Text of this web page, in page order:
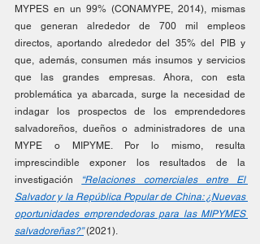
MYPES en un 99% (CONAMYPE, 2014), mismas
que generan alrededor de 700 mil empleos
directos, aportando alrededor del 35% del PIB y
que, además, consumen más insumos y servicios
que las grandes empresas. Ahora, con esta
problemática ya abarcada, surge la necesidad de
indagar los prospectos de los emprendedores
salvadoreños, dueños o administradores de una
MYPE o MIPYME. Por lo mismo, resulta
imprescindible exponer los resultados de la
investigación
“Relaciones comerciales entre El
Salvador y la República Popular de China: ¿Nuevas
oportunidades emprendedoras para las MIPYMES
salvadoreñas?” (2021).